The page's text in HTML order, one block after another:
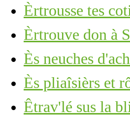
Èrtrousse tes
Èrtrouve don à
Ès neuches
Ès pliaîsièrs et
Êtrav'lé sus la